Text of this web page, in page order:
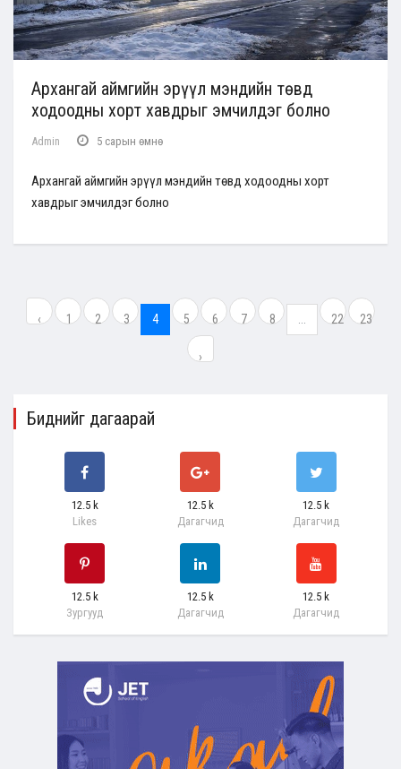
Архангай аймгийн эрүүл мэндийн төвд
ходоодны хорт хавдрыг эмчилдэг болно
Admin 5 сарын өмнө
Архангай аймгийн эрүүл мэндийн төвд ходоодны хорт
хавдрыг эмчилдэг болно
‹ 1 2 3 4 5 6 7 8 22 23
›
Биднийг дагаарай
12.5 k
Likes
12.5 k
Дагагчид
12.5 k
Дагагчид
12.5 k
Зургууд
12.5 k
Дагагчид
12.5 k
Дагагчид